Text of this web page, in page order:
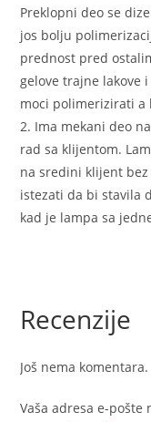
Preklopni deo se
jos bolju
prednost pred
gelove trajne lakove
moci polimerizirati a
2. Ima mekani deo
rad sa klijentom.
na sredini klijent bez
istezati da bi stavila
kad je lampa sa
Recenzije
Još nema komentara.
Vaša adresa e-